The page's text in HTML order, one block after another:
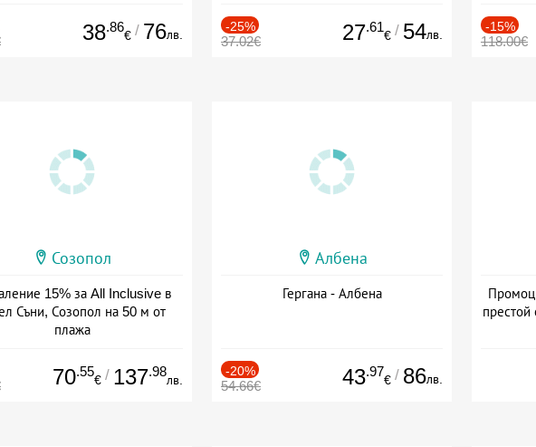
38.86
€ / 76лв.
-25%
37.02€ 27.61
€ / 54лв.
-15%
118.00€
Созопол
15% за All Inclusive в
Съни, Созопол на 50 м от
плажа
70.55
€ / 137.98
лв.
Албена
Гергана - Албена
-20%
54.66€ 43.97
€ / 86лв.
престой